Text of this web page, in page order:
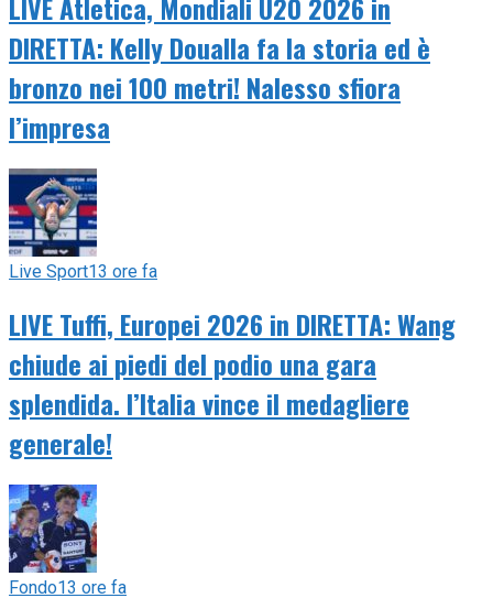
LIVE Atletica, Mondiali U20 2026 in
DIRETTA: Kelly Doualla fa la storia ed è
bronzo nei 100 metri! Nalesso sfiora
l’impresa
Live Sport13 ore fa
LIVE Tuffi, Europei 2026 in DIRETTA: Wang
chiude ai piedi del podio una gara
splendida. l’Italia vince il medagliere
generale!
Fondo13 ore fa